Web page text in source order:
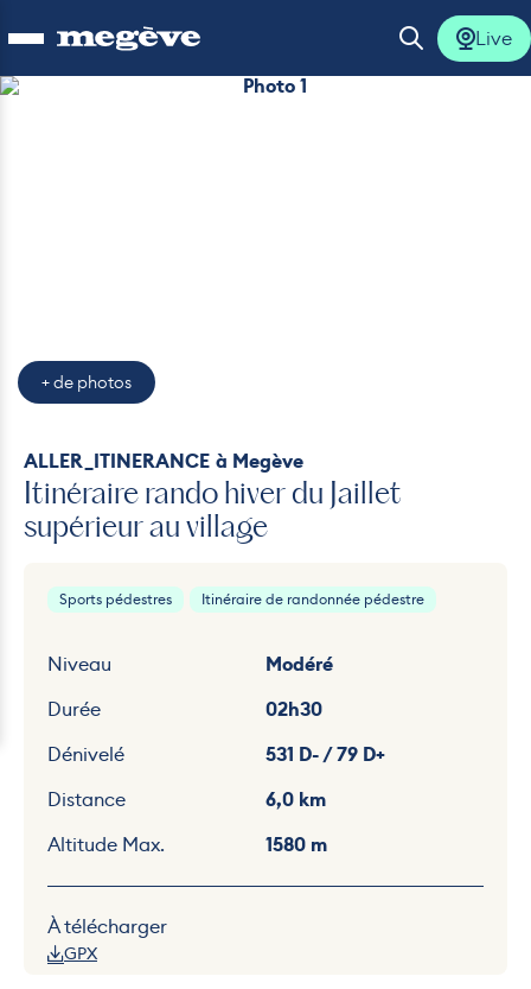
Ouvrir le menu Ouvrir la
Live
ALLER_ITINERANCE à Megève
Itinéraire rando hiver du Jaillet
supérieur au village
Photo 1
+ de photos
Sports pédestres Itinéraire de randonnée pédestre
Niveau
Modéré
Durée
02h30
Dénivelé
531 D- / 79 D+
Distance
6,0 km
Altitude Max.
1580 m
À télécharger
GPX